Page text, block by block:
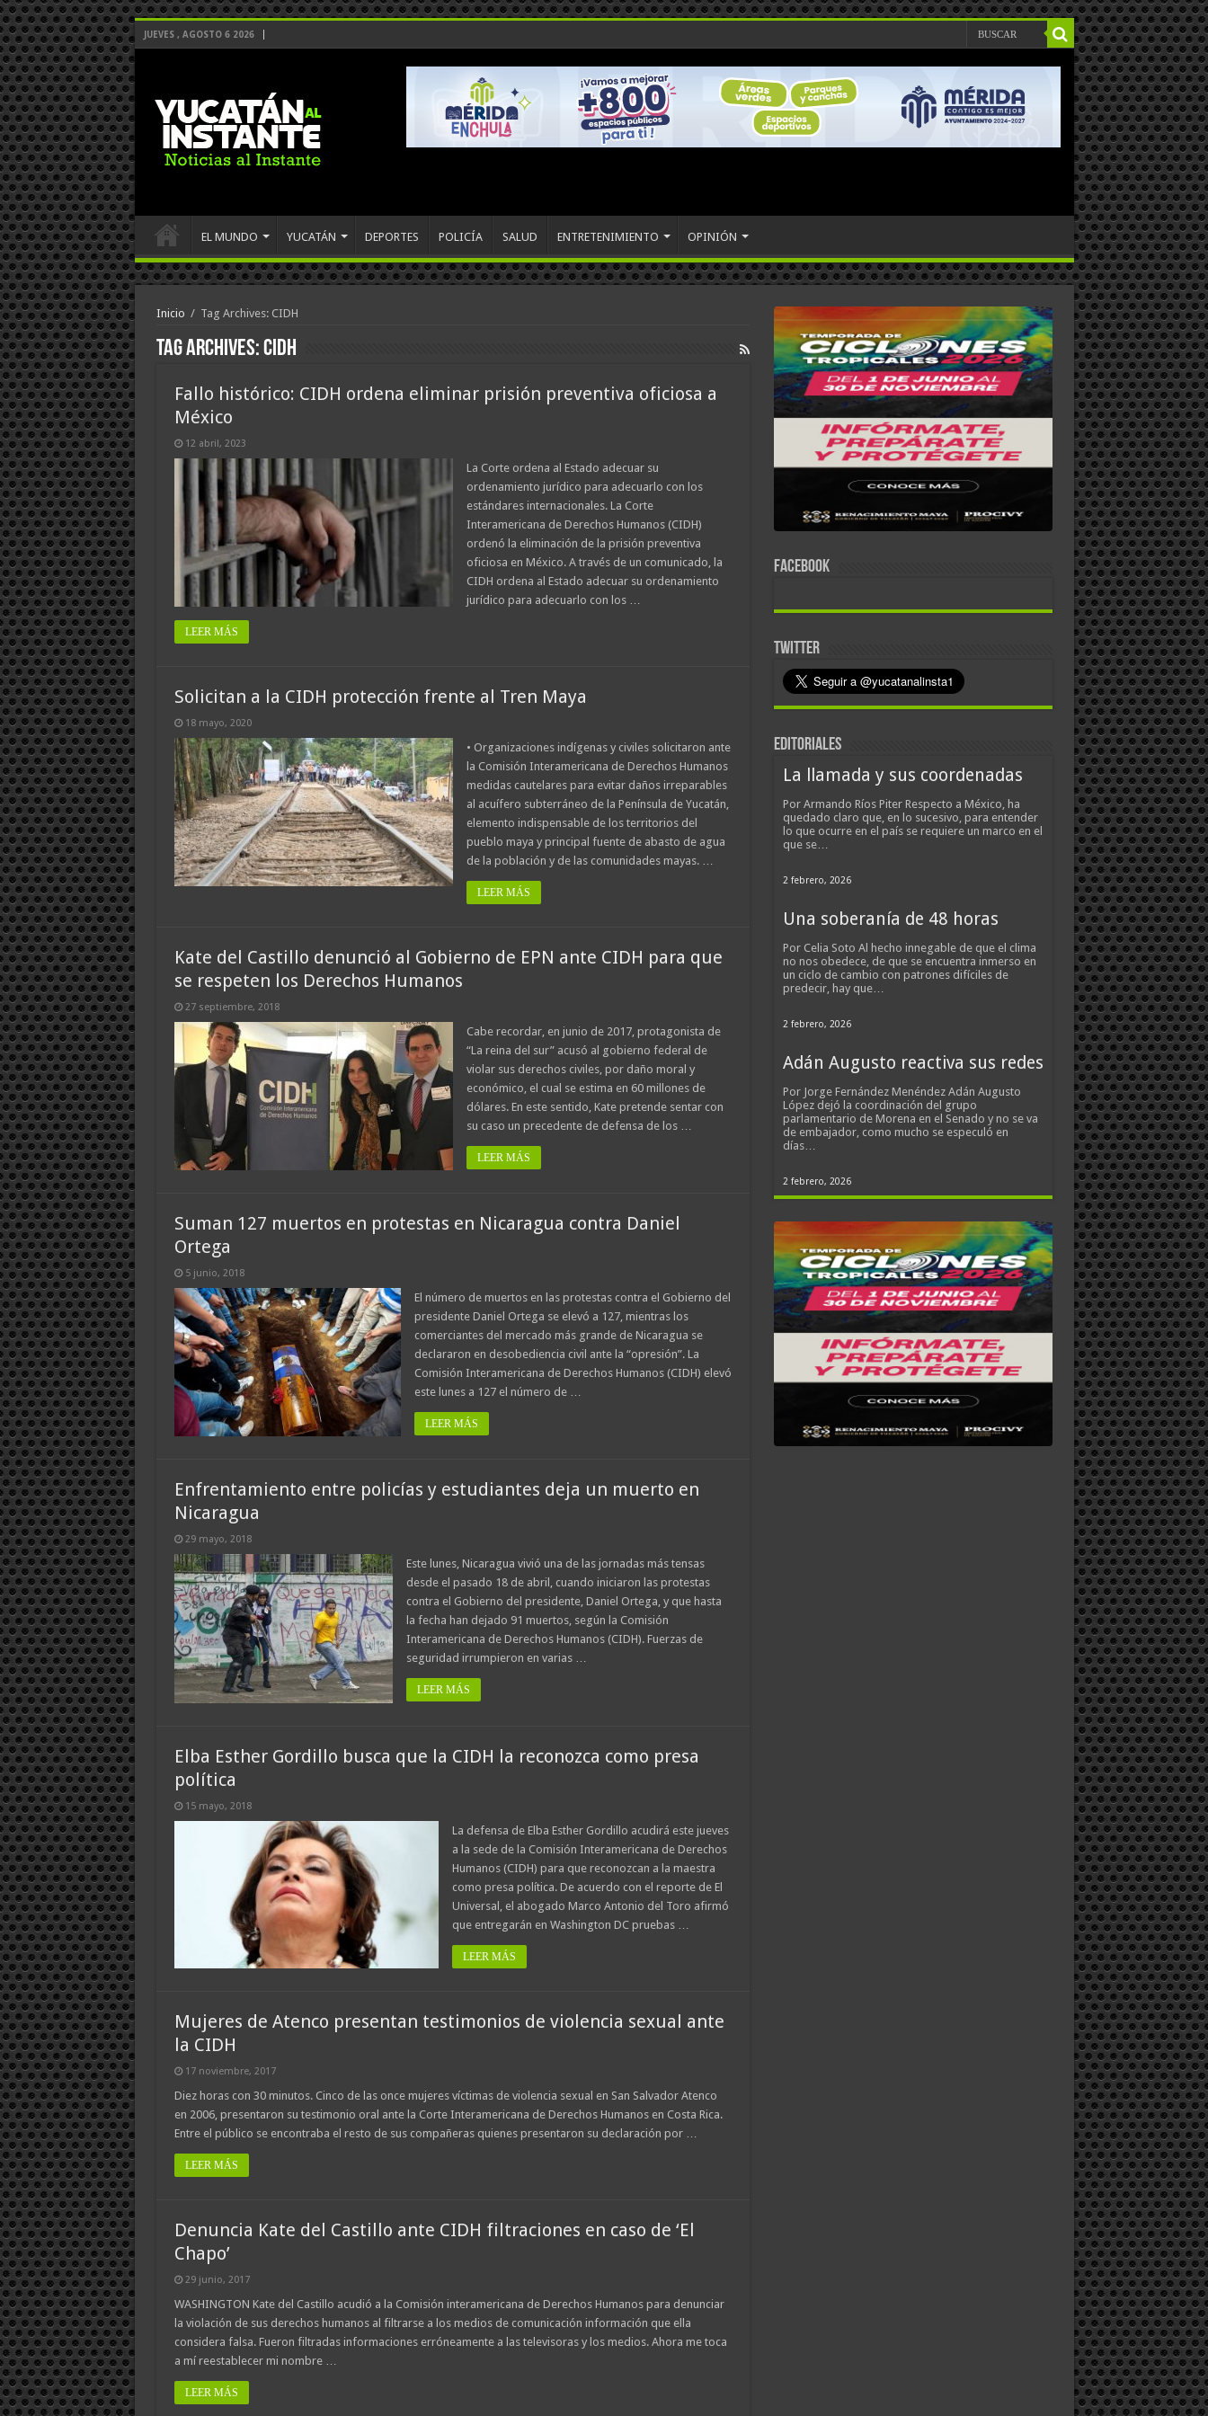
JUEVES , AGOSTO 6 2026
EL MUNDO YUCATÁN DEPORTES POLICÍA SALUD ENTRETENIMIENTO OPINIÓN
Inicio / Tag Archives: CIDH
Tag Archives:CIDH
Fallo histórico: CIDH ordena eliminar prisión preventiva oficiosa a
México
12 abril, 2023
La Corte ordena al Estado adecuar su
ordenamiento jurídico para adecuarlo con los
estándares internacionales. La Corte
Interamericana de Derechos Humanos (CIDH)
ordenó la eliminación de la prisión preventiva
oficiosa en México. A través de un comunicado, la
CIDH ordena al Estado adecuar su ordenamiento
jurídico para adecuarlo con los …
LEER MÁS
Solicitan a la CIDH protección frente al Tren Maya
18 mayo, 2020
• Organizaciones indígenas y civiles solicitaron ante
la Comisión Interamericana de Derechos Humanos
medidas cautelares para evitar daños irreparables
al acuífero subterráneo de la Península de Yucatán,
elemento indispensable de los territorios del
pueblo maya y principal fuente de abasto de agua
de la población y de las comunidades mayas. …
LEER MÁS
Kate del Castillo denunció al Gobierno de EPN ante CIDH para que
se respeten los Derechos Humanos
27 septiembre, 2018
Cabe recordar, en junio de 2017, protagonista de
“La reina del sur” acusó al gobierno federal de
violar sus derechos civiles, por daño moral y
económico, el cual se estima en 60 millones de
dólares. En este sentido, Kate pretende sentar con
su caso un precedente de defensa de los …
LEER MÁS
Suman 127 muertos en protestas en Nicaragua contra Daniel
Ortega
5 junio, 2018
El número de muertos en las protestas contra el Gobierno del
presidente Daniel Ortega se elevó a 127, mientras los
comerciantes del mercado más grande de Nicaragua se
declararon en desobediencia civil ante la “opresión”. La
Comisión Interamericana de Derechos Humanos (CIDH) elevó
este lunes a 127 el número de …
LEER MÁS
Enfrentamiento entre policías y estudiantes deja un muerto en
Nicaragua
29 mayo, 2018
Este lunes, Nicaragua vivió una de las jornadas más tensas
desde el pasado 18 de abril, cuando iniciaron las protestas
contra el Gobierno del presidente, Daniel Ortega, y que hasta
la fecha han dejado 91 muertos, según la Comisión
Interamericana de Derechos Humanos (CIDH). Fuerzas de
seguridad irrumpieron en varias …
LEER MÁS
Elba Esther Gordillo busca que la CIDH la reconozca como presa
política
15 mayo, 2018
La defensa de Elba Esther Gordillo acudirá este jueves
a la sede de la Comisión Interamericana de Derechos
Humanos (CIDH) para que reconozcan a la maestra
como presa política. De acuerdo con el reporte de El
Universal, el abogado Marco Antonio del Toro afirmó
que entregarán en Washington DC pruebas …
LEER MÁS
Mujeres de Atenco presentan testimonios de violencia sexual ante
la CIDH
17 noviembre, 2017
Diez horas con 30 minutos. Cinco de las once mujeres víctimas de violencia sexual en San Salvador Atenco
en 2006, presentaron su testimonio oral ante la Corte Interamericana de Derechos Humanos en Costa Rica.
Entre el público se encontraba el resto de sus compañeras quienes presentaron su declaración por …
LEER MÁS
Denuncia Kate del Castillo ante CIDH filtraciones en caso de ‘El
Chapo’
29 junio, 2017
WASHINGTON Kate del Castillo acudió a la Comisión interamericana de Derechos Humanos para denunciar
la violación de sus derechos humanos al filtrarse a los medios de comunicación información que ella
considera falsa. Fueron filtradas informaciones erróneamente a las televisoras y los medios. Ahora me toca
a mí reestablecer mi nombre …
LEER MÁS
FACEBOOK
TWITTER
EDITORIALES
La llamada y sus coordenadas
Por Armando Ríos Piter Respecto a México, ha
quedado claro que, en lo sucesivo, para entender
lo que ocurre en el país se requiere un marco en el
que se…
2 febrero, 2026
Una soberanía de 48 horas
Por Celia Soto Al hecho innegable de que el clima
no nos obedece, de que se encuentra inmerso en
un ciclo de cambio con patrones difíciles de
predecir, hay que…
2 febrero, 2026
Adán Augusto reactiva sus redes
Por Jorge Fernández Menéndez Adán Augusto
López dejó la coordinación del grupo
parlamentario de Morena en el Senado y no se va
de embajador, como mucho se especuló en
días…
2 febrero, 2026